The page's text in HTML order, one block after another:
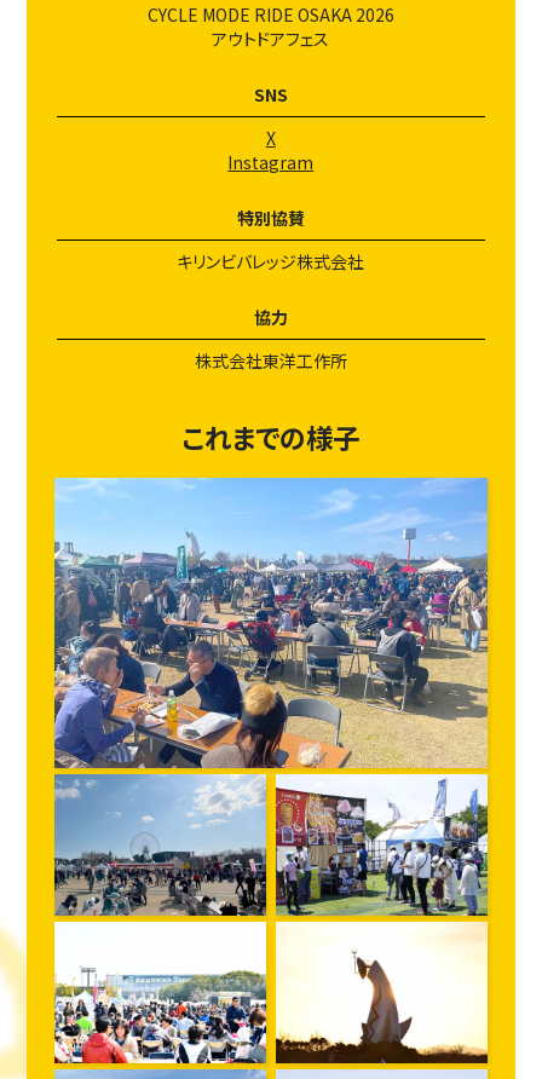
CYCLE MODE RIDE OSAKA 2026
アウトドアフェス
SNS
X
Instagram
特別協賛
キリンビバレッジ株式会社
協力
株式会社東洋工作所
これまでの様子